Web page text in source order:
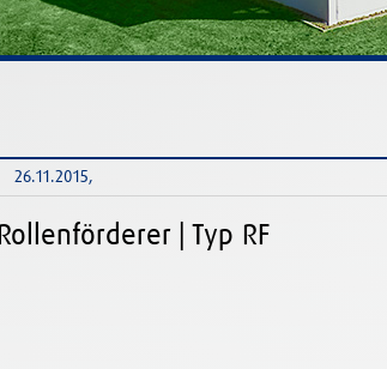
26.11.2015,
Rollenförderer | Typ RF